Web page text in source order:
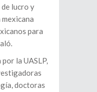
lucro y
mexicana
para
la UASLP,
doctoras